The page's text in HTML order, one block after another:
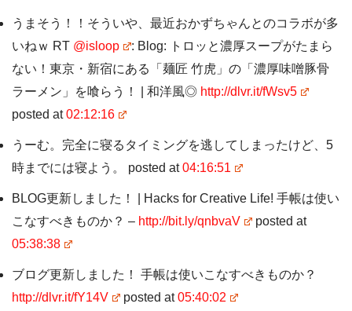
うまそう！！そういや、最近おかずちゃんとのコラボが多
いねｗ RT @isloop
: Blog: トロッと濃厚スープがたまら
ない！東京・新宿にある「麺匠 竹虎」の「濃厚味噌豚骨
ラーメン」を喰らう！ | 和洋風◎ http://dlvr.it/fWsv5
posted at02:12:16
うーむ。完全に寝るタイミングを逃してしまったけど、5
時までには寝よう。 posted at04:16:51
BLOG更新しました！ | Hacks for Creative Life! 手帳は使い
こなすべきものか？ – http://bit.ly/qnbvaV
posted at
05:38:38
ブログ更新しました！ 手帳は使いこなすべきものか？
http://dlvr.it/fY14V
posted at05:40:02